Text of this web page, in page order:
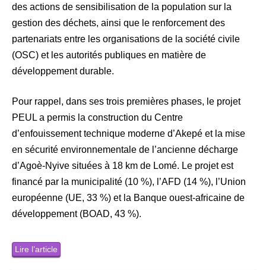
des actions de sensibilisation de la population sur la
gestion des déchets, ainsi que le renforcement des
partenariats entre les organisations de la société civile
(OSC) et les autorités publiques en matière de
développement durable.
Pour rappel, dans ses trois premières phases, le projet
PEUL a permis la construction du Centre
d’enfouissement technique moderne d’Akepé et la mise
en sécurité environnementale de l’ancienne décharge
d’Agoè-Nyive situées à 18 km de Lomé. Le projet est
financé par la municipalité (10 %), l’AFD (14 %), l’Union
européenne (UE, 33 %) et la Banque ouest-africaine de
développement (BOAD, 43 %).
Lire l’article